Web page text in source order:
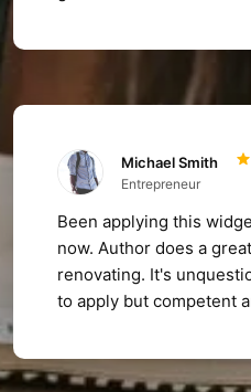
Michael Smith
Entrepreneur
Been applying this
now. Author does a
renovating. It's
to apply but competent